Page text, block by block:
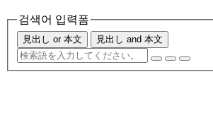
검색어 입력폼
見出し or 本文 見出し and 本文